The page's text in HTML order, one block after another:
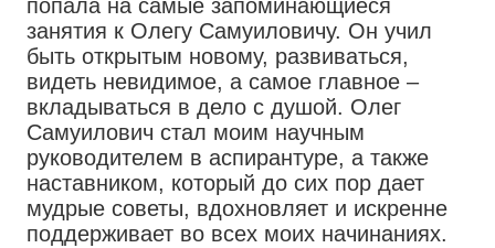
попала на самые запоминающиеся
занятия к Олегу Самуиловичу. Он учил
быть открытым новому, развиваться,
видеть невидимое, а самое главное –
вкладываться в дело с душой. Олег
Самуилович стал моим научным
руководителем в аспирантуре, а также
наставником, который до сих пор дает
мудрые советы, вдохновляет и искренне
поддерживает во всех моих начинаниях.